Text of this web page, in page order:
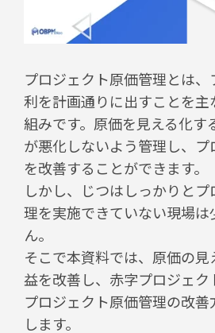
プロジェクト原価管理とは
利を計画通りに出すことを主
組みです。原価を見える化す
が悪化しないよう管理し、
を改善することができます。
しかし、じつはしっかりと
理を実施できていない現場は
ん。
そこで本資料では、原価の見
益を改善し、赤字プロジェ
プロジェクト原価管理の改
します。